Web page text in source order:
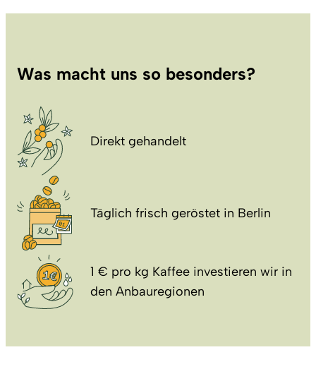
Was macht uns so besonders?
Direkt gehandelt
Täglich frisch geröstet in Berlin
1 € pro kg Kaffee investieren wir in
den Anbauregionen